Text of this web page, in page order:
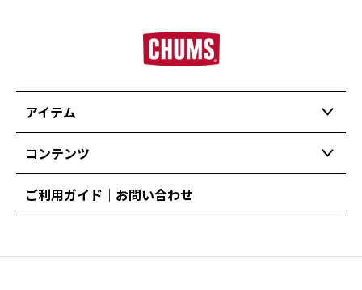
アイテム
コンテンツ
ご利用ガイド｜お問い合わせ